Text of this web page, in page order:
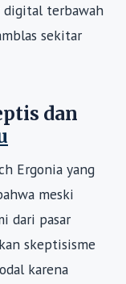
digital terbawah
sekitar
dan
Ergonia yang
meski
dari pasar
skeptisisme
karena